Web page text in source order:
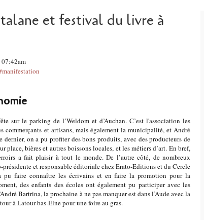
et festival du livre à
sur le parking de l’Weldom et d’Auchan. C’est l'association les
commerçants et artisans, mais également la municipalité, et André
on a pu profiter des bons produits, avec des producteurs de
place, bières et autres boissons locales, et les métiers d’art. En bref,
a fait plaisir à tout le monde. De l’autre côté, de nombreux
et responsable éditoriale chez Erato-Editions et du Cercle
pu faire connaître les écrivains et en faire la promotion pour la
des enfants des écoles ont également pu participer avec les
Bartrina, la prochaine à ne pas manquer est dans l’Aude avec la
à Latour-bas-Elne pour une foire au gras.